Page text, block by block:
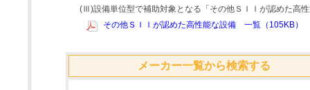
(Ⅲ)設備単位型で補助対象となる「その他ＳＩＩが認めた高
その他ＳＩＩが認めた高性能な設備 一覧（105KB）
メーカー一覧から検索する